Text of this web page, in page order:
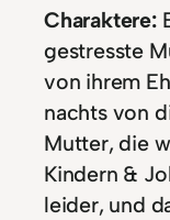
Charaktere:
gestresste
von ihrem
nachts von
Mutter, die
Kindern &
leider, und